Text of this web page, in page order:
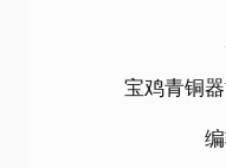
宝鸡青铜